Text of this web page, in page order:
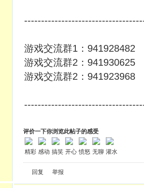
游戏交流群1：941928482
游戏交流群2：941930625
游戏交流群2：941923968
评价一下你浏览此帖子的感受
精彩 感动 搞笑 开心 愤怒 无聊 灌水
回复 举报